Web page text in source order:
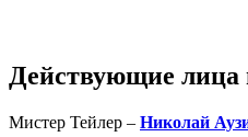
Действующие лица
Мистер Тейлер – Николай